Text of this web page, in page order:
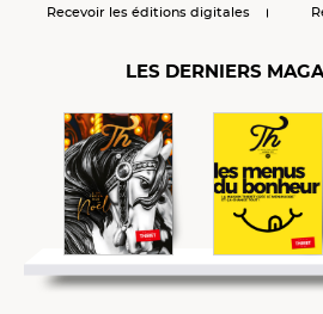
Recevoir les éditions digitales
LES DERNIERS